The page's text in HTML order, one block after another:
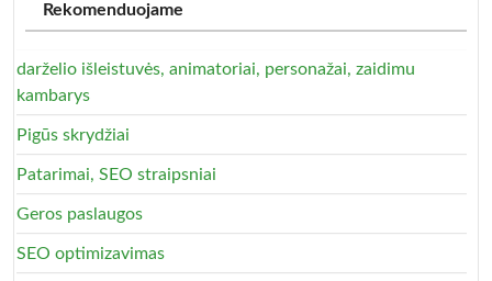
Rekomenduojame
darželio išleistuvės, animatoriai, personažai, zaidimu
kambarys
Pigūs skrydžiai
Patarimai, SEO straipsniai
Geros paslaugos
SEO optimizavimas